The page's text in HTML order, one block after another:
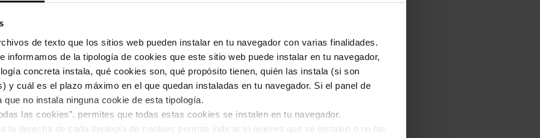
de texto que los sitios web pueden instalar en tu navegador con varias finalidades.
informamos de la tipología de cookies que este sitio web puede instalar en tu navegador,
concreta instala, qué cookies son, qué propósito tienen, quién las instala (si son
y cuál es el plazo máximo en el que quedan instaladas en tu navegador. Si el panel de
no instala ninguna cookie de esta tipología.
las cookies”, permites que todas estas cookies se instalen en tu navegador.
la derecha de cada tipología de cookies permite indicar si quieres que se instalen o no las
se plantó en el año 1985.
Pi estaba en el espacio que hoy ocupa la plaza de Sant
de ambiente bohemio, donde cada semana se reúnen
escultura a Ángel Guimerà de Josep Cardona i Furró, el
acoge la sede del Institut Agrícola Català de Sant Isidre, y
los edificios de la plaza, una estatua de Sant Josep Oriol.